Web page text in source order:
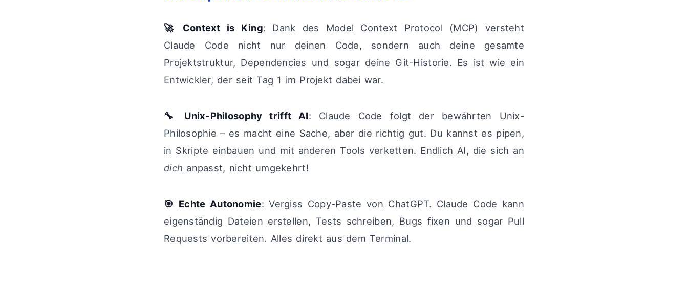
🚀 Context is King: Dank des Model Context Protocol (MCP) versteht
Claude Code nicht nur deinen Code, sondern auch deine gesamte
Projektstruktur, Dependencies und sogar deine Git-Historie. Es ist wie ein
Entwickler, der seit Tag 1 im Projekt dabei war.
🔧 Unix-Philosophy trifft AI: Claude Code folgt der bewährten Unix-
Philosophie – es macht eine Sache, aber die richtig gut. Du kannst es pipen,
in Skripte einbauen und mit anderen Tools verketten. Endlich AI, die sich an
dich anpasst, nicht umgekehrt!
🎯 Echte Autonomie: Vergiss Copy-Paste von ChatGPT. Claude Code kann
eigenständig Dateien erstellen, Tests schreiben, Bugs fixen und sogar Pull
Requests vorbereiten. Alles direkt aus dem Terminal.